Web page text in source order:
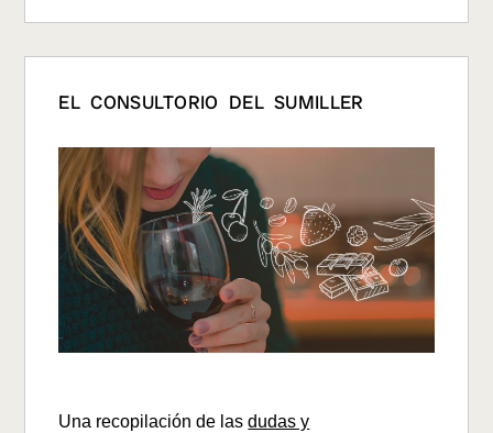
EL CONSULTORIO DEL SUMILLER
Una recopilación de lasdudas y